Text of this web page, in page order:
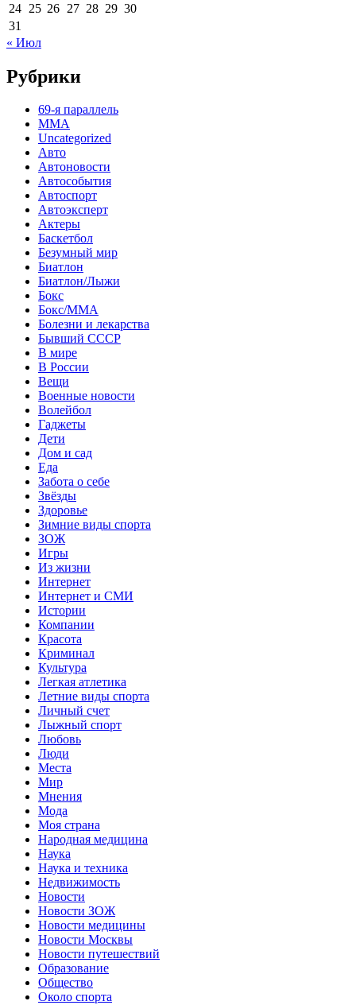
24 25 26 27 28 29 30
31
« Июл
Рубрики
69-я параллель
MMA
Uncategorized
Авто
Автоновости
Автособытия
Автоспорт
Автоэксперт
Актеры
Баскетбол
Безумный мир
Биатлон
Биатлон/Лыжи
Бокс
Бокс/MMA
Болезни и лекарства
Бывший СССР
В мире
В России
Вещи
Военные новости
Волейбол
Гаджеты
Дети
Дом и сад
Еда
Забота о себе
Звёзды
Здоровье
Зимние виды спорта
ЗОЖ
Игры
Из жизни
Интернет
Интернет и СМИ
Истории
Компании
Красота
Криминал
Культура
Легкая атлетика
Летние виды спорта
Личный счет
Лыжный спорт
Любовь
Люди
Места
Мир
Мнения
Мода
Моя страна
Народная медицина
Наука
Наука и техника
Недвижимость
Новости
Новости ЗОЖ
Новости медицины
Новости Москвы
Новости путешествий
Образование
Общество
Около спорта